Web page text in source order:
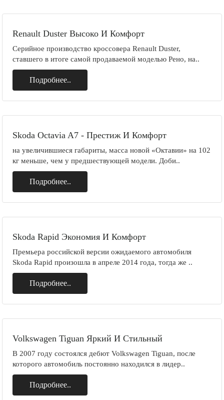
Renault Duster Высоко И Комфорт
Серийное производство кроссовера Renault Duster,
ставшего в итоге самой продаваемой моделью Рено, на..
Подробнее..
Skoda Octavia A7 - Престиж И Комфорт
на увеличившиеся габариты, масса новой «Октавии» на 102
кг меньше, чем у предшествующей модели. Доби..
Подробнее..
Skoda Rapid Экономия И Комфорт
Премьера российской версии ожидаемого автомобиля
Skoda Rapid произошла в апреле 2014 года, тогда же ..
Подробнее..
Volkswagen Tiguan Яркий И Стильный
В 2007 году состоялся дебют Volkswagen Tiguan, после
которого автомобиль постоянно находился в лидер..
Подробнее..